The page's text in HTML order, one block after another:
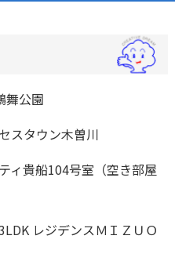
舞公園
スタウン木曽川
ィ貴船104号室（空き部屋
レジデンスＭＩＺＵＯ